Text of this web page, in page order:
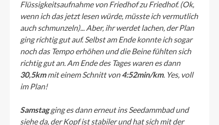
Flüssigkeitsaufnahme von Friedhof zu Friedhof. (Ok,
wenn ich das jetzt lesen würde, müsste ich vermutlich
auch schmunzeln)... Aber, ihr werdet lachen, der Plan
ging richtig gut auf. Selbst am Ende konnte ich sogar
noch das Tempo erhöhen und die Beine fühlten sich
richtig gut an. Am Ende des Tages waren es dann
30,5kmmit einem Schnitt von4:52min/km. Yes, voll
im Plan!
Samstagging es dann erneut ins Seedammbad und
siehe da, der Kopf ist stabiler und hat sich mit der